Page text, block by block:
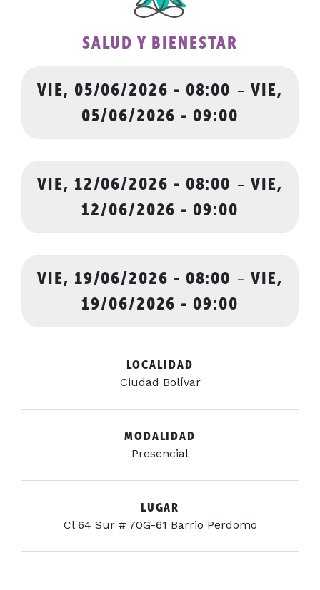
SALUD Y BIENESTAR
VIE, 05/06/2026 - 08:00 -VIE,
05/06/2026 - 09:00
VIE, 12/06/2026 - 08:00 -VIE,
12/06/2026 - 09:00
VIE, 19/06/2026 - 08:00 -VIE,
19/06/2026 - 09:00
LOCALIDAD
Ciudad Bolívar
MODALIDAD
Presencial
LUGAR
Cl 64 Sur # 70G-61 Barrio Perdomo